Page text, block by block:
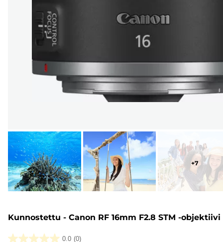
+7
Kunnostettu - Canon RF 16mm F2.8 STM -objektiivi
0.0 (0)